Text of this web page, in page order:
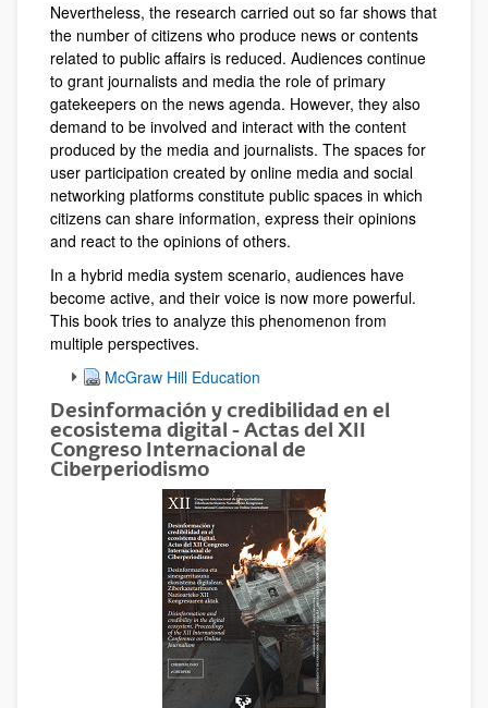
Nevertheless, the research carried out so far shows that
the number of citizens who produce news or contents
related to public affairs is reduced. Audiences continue
to grant journalists and media the role of primary
gatekeepers on the news agenda. However, they also
demand to be involved and interact with the content
produced by the media and journalists. The spaces for
user participation created by online media and social
networking platforms constitute public spaces in which
citizens can share information, express their opinions
and react to the opinions of others.
In a hybrid media system scenario, audiences have
become active, and their voice is now more powerful.
This book tries to analyze this phenomenon from
multiple perspectives.
McGraw Hill Education
Desinformación y credibilidad en el
ecosistema digital - Actas del XII
Congreso Internacional de
Ciberperiodismo